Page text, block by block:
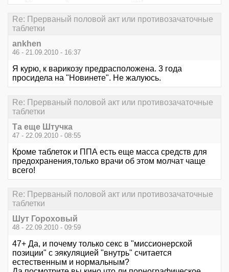
Re: Прерваный половой акт или противозачаточные
таблетки
ankhen
46 - 21.09.2010 - 16:37
Я курю, к варикозу предрасположена. 3 года
просидела на "Новинете". Не жалуюсь.
Re: Прерваный половой акт или противозачаточные
таблетки
Та еще Штучка
47 - 22.09.2010 - 08:55
Кроме таблеток и ППА есть еще масса средств для
предохранения,только врачи об этом молчат чаще
всего!
Re: Прерваный половой акт или противозачаточные
таблетки
Шут Гороховый
48 - 22.09.2010 - 09:59
47+ Да, и почему только секс в "миссионерской
позиции" с эякуляцией "внутрь" считается
естественным и нормальным?